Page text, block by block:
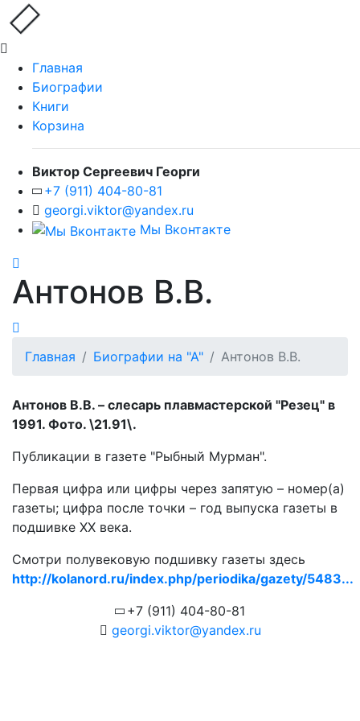
Главная
Биографии
Книги
Корзина
Виктор Сергеевич Георги
+7 (911) 404-80-81
georgi.viktor@yandex.ru
Мы Вконтакте
Антонов В.В.
Главная Биографии на "А" Антонов В.В.
Антонов В.В. – слесарь плавмастерской "Резец" в
1991. Фото. \21.91\.
Публикации в газете "Рыбный Мурман".
Первая цифра или цифры через запятую – номер(а)
газеты; цифра после точки – год выпуска газеты в
подшивке ХХ века.
Смотри полувековую подшивку газеты здесь
http://kolanord.ru/index.php/periodika/gazety/5483...
+7 (911) 404-80-81
georgi.viktor@yandex.ru